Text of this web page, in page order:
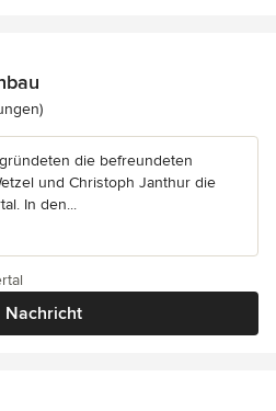
5 von 5 Sternen
gründeten die befreundeten
und Christoph Janthur die
In den...
Nachricht